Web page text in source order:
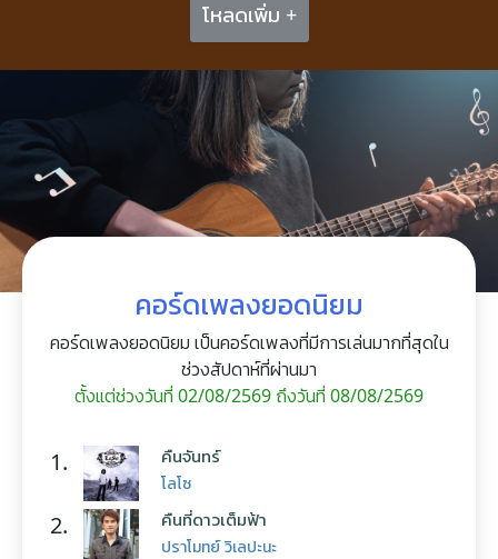
โหลดเพิ่ม +
คอร์ดเพลงยอดนิยม
คอร์ดเพลงยอดนิยม เป็นคอร์ดเพลงที่มีการเล่นมากที่สุดใน
ช่วงสัปดาห์ที่ผ่านมา
ตั้งแต่ช่วงวันที่ 02/08/2569 ถึงวันที่ 08/08/2569
1. คืนจันทร์
โลโซ
2. คืนที่ดาวเต็มฟ้า
ปราโมทย์ วิเลปะนะ